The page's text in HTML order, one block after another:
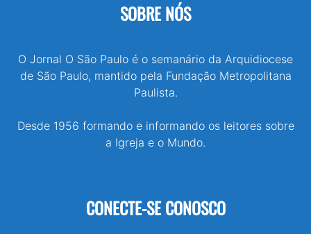
SOBRE NÓS
O Jornal O São Paulo é o semanário da Arquidiocese
de São Paulo, mantido pela Fundação Metropolitana
Paulista.
Desde 1956 formando e informando os leitores sobre
a Igreja e o Mundo.
CONECTE-SE CONOSCO